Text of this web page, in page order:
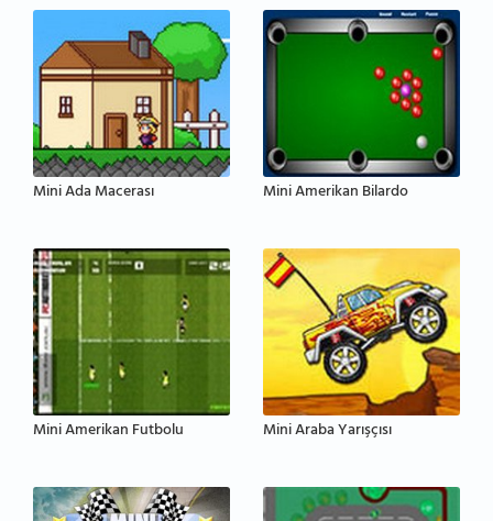
Mini Ada Macerası Mini Amerikan Bilardo
Mini Amerikan Futbolu Mini Araba Yarışçısı